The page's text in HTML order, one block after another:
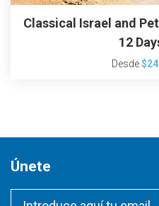
Classical Israel and
12
Desde
Únete